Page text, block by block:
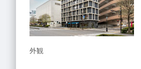
外観